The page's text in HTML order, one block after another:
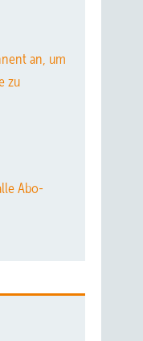
an, um
zu
Abo-